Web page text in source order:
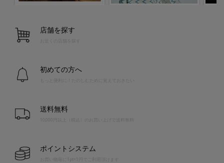
店舗を探す
お近くの店舗を探す
初めての方へ
送料無料
10,000円以上（税込）のお買い上げで送料無料
ポイントシステム
お買い物毎に1pt=1円でご利用頂けます